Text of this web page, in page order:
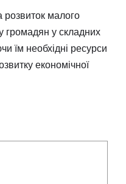
розвиток малого
громадян у складних
їм необхідні ресурси
економічної